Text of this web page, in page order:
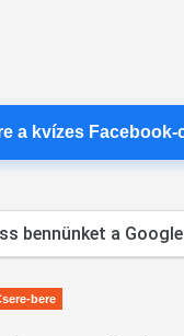
a kvízes
bennünket a
bere